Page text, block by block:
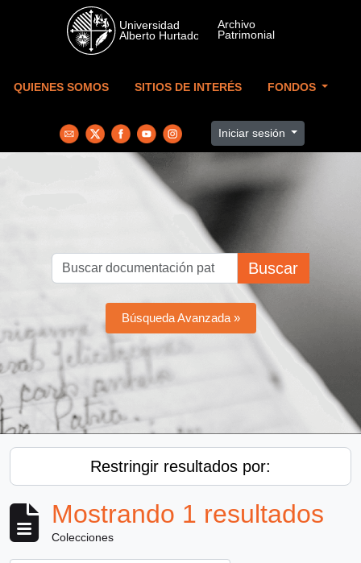
Skip to main content
QUIENES SOMOS SITIOS DE INTERÉS FONDOS
Iniciar sesión
Buscar
Búsqueda Avanzada »
Restringir resultados por:
Mostrando 1 resultados
Colecciones